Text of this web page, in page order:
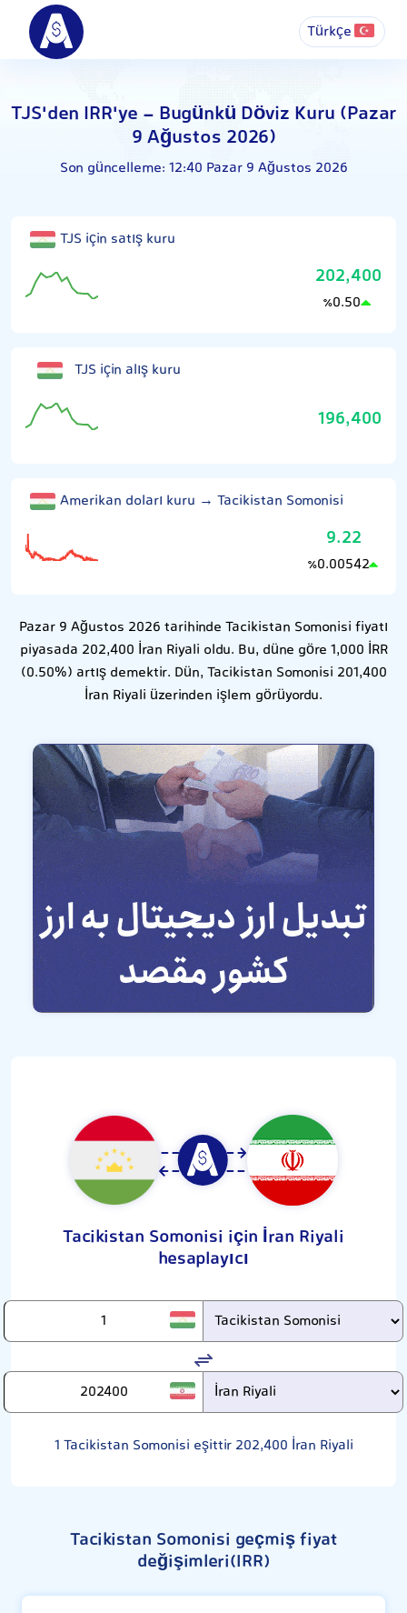
Türkçe
TJS'den IRR'ye - Bugünkü Döviz Kuru (Pazar
9 Ağustos 2026)
Son güncelleme: 12:40 Pazar 9 Ağustos 2026
TJS için satış kuru
202,400
٪0.50
TJS için alış kuru
196,400
Amerikan doları kuru → Tacikistan Somonisi
9.22
٪0.00542
Pazar 9 Ağustos 2026 tarihinde Tacikistan Somonisi fiyatı
piyasada 202,400 İran Riyali oldu. Bu, düne göre 1,000 İRR
(0.50%) artış demektir. Dün, Tacikistan Somonisi 201,400
İran Riyali üzerinden işlem görüyordu.
Tacikistan Somonisi için İran Riyali
hesaplayıcı
1 Tacikistan Somonisi eşittir 202,400 İran Riyali
Tacikistan Somonisi geçmiş fiyat
değişimleri(IRR)